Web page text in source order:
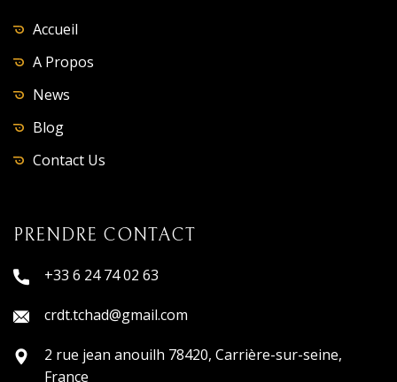
Accueil
A Propos
News
Blog
Contact Us
PRENDRE CONTACT
+33 6 24 74 02 63
crdt.tchad@gmail.com
2 rue jean anouilh 78420, Carrière-sur-seine,
France